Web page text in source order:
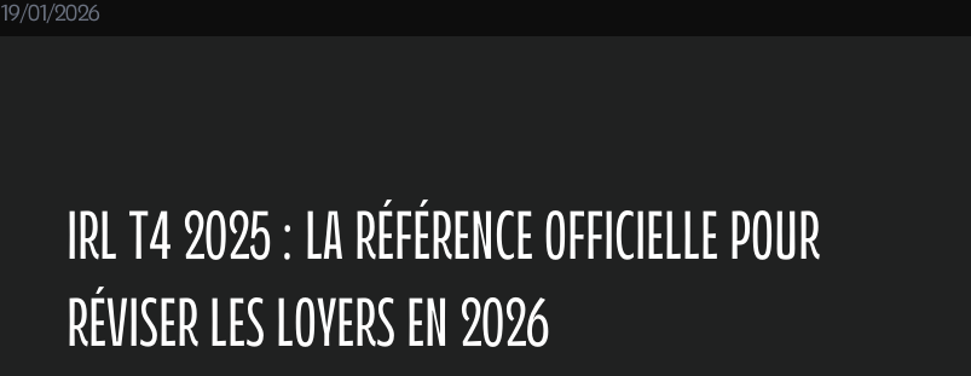
19/01/2026
IRL T4 2025 : LA RÉFÉRENCE OFFICIELLE POUR
RÉVISER LES LOYERS EN 2026